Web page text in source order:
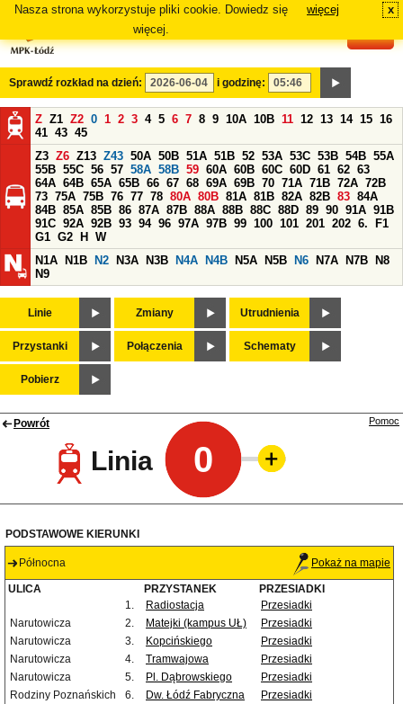
Nasza strona wykorzystuje pliki cookie. Dowiedz się
więcej.
więcej x
Sprawdź rozkład na dzień: i godzinę:
Z Z1 Z2 0 1 2 3 4 5 6 7 8 9 10A 10B 11 12 13 14 15 16
41 43 45
Z3 Z6 Z13 Z43 50A 50B 51A 51B 52 53A 53C 53B 54B 55A
55B 55C 56 57 58A 58B 59 60A 60B 60C 60D 61 62 63
64A 64B 65A 65B 66 67 68 69A 69B 70 71A 71B 72A 72B
73 75A 75B 76 77 78 80A 80B 81A 81B 82A 82B 83 84A
84B 85A 85B 86 87A 87B 88A 88B 88C 88D 89 90 91A 91B
91C 92A 92B 93 94 96 97A 97B 99 100 101 201 202 6.
F1
G1 G2 H
W
N1A
N1B N2 N3A N3B N4A N4B N5A N5B N6 N7A N7B
N8
N9
Linie Zmiany Utrudnienia
Przystanki Połączenia Schematy
Pobierz
Powrót
Linia 0
Pomoc
PODSTAWOWE KIERUNKI
Północna Pokaż na mapie
ULICA PRZYSTANEK
PRZESIADKI
1.
Radiostacja
Przesiadki
Narutowicza
2. Matejki (kampus UŁ)
Przesiadki
Narutowicza
3. Kopcińskiego
Przesiadki
Narutowicza
4. Tramwajowa
Przesiadki
Narutowicza
5. Pl. Dąbrowskiego
Przesiadki
Rodziny Poznańskich
6. Dw. Łódź Fabryczna
Przesiadki